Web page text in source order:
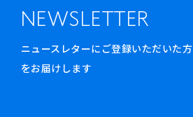
NEWSLETTER
ニュースレターにご登録いただいた
をお届けします